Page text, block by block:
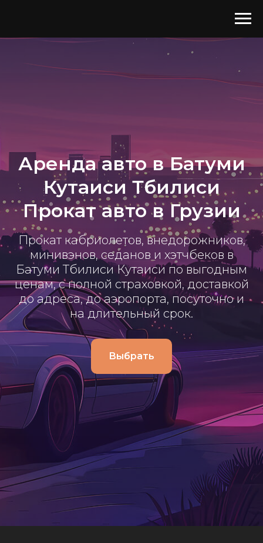
Аренда авто в Батуми
Кутаиси Тбилиси
Прокат авто в Грузии
Прокат кабриолетов, внедорожников,
минивэнов, седанов и хэтчбеков в
Батуми Тбилиси Кутаиси по выгодным
ценам, с полной страховкой, доставкой
до адреса, до аэропорта, посуточно и
на длительный срок.
Выбрать